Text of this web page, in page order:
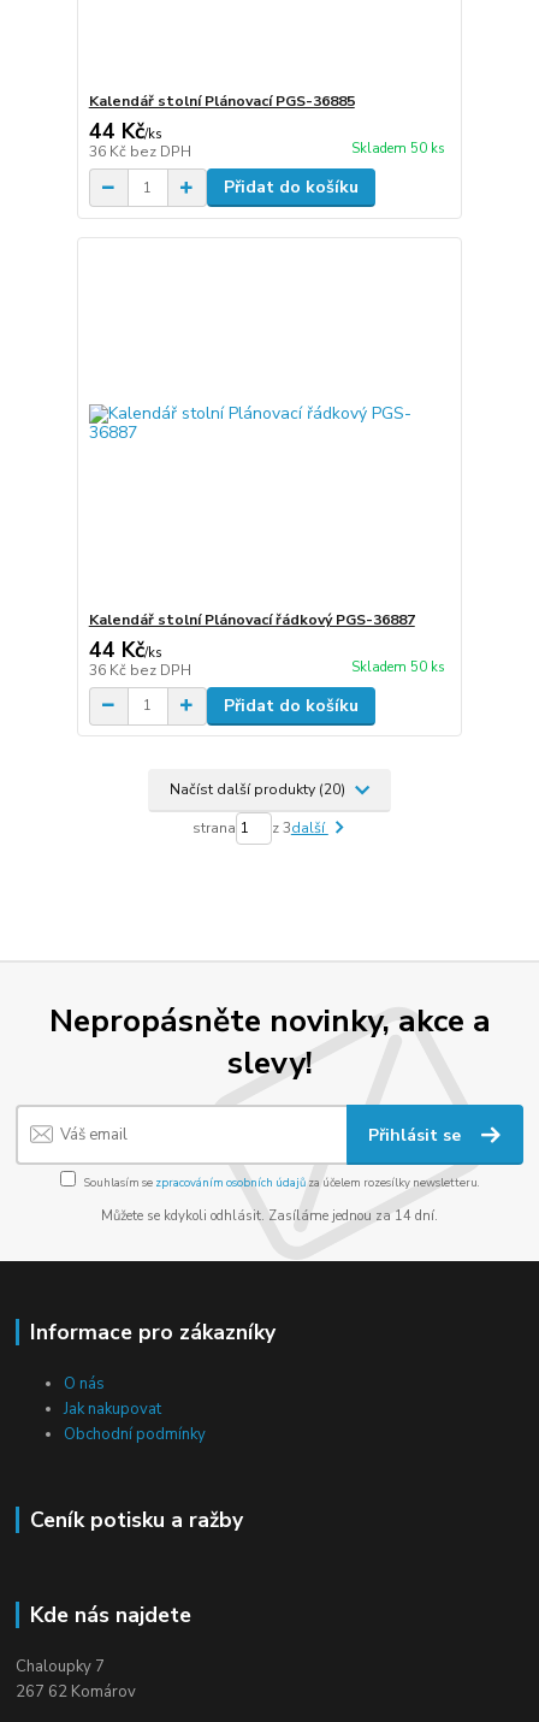
Kalendář stolní Plánovací PGS-36885
44 Kč/ks
36 Kč bez DPH Skladem 50 ks
Přidat do košíku
Kalendář stolní Plánovací řádkový PGS-36887
44 Kč/ks
36 Kč bez DPH Skladem 50 ks
Přidat do košíku
Načíst další produkty (20)
strana z 3další
Nepropásněte novinky, akce a
slevy!
Přihlásit se
Souhlasím se zpracováním osobních údajůza účelem rozesílky newsletteru.
Můžete se kdykoli odhlásit. Zasíláme jednou za 14 dní.
Informace pro zákazníky
O nás
Jak nakupovat
Obchodní podmínky
Ceník potisku a ražby
Kde nás najdete
Chaloupky 7
267 62 Komárov